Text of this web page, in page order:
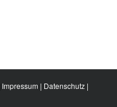
Impressum | Datenschutz|